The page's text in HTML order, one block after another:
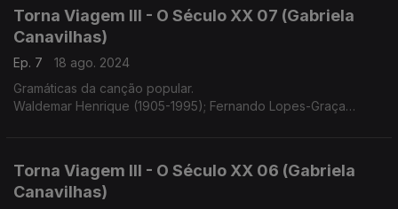
Torna Viagem III - O Século XX 07 (Gabriela
Canavilhas)
Ep. 7
18 ago. 2024
Gramáticas da canção popular.
Waldemar Henrique (1905-1995); Fernando Lopes-Graça
Torna Viagem III - O Século XX 06 (Gabriela
Canavilhas)